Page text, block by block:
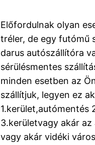
Előfordulnak olyan
tréler, de egy futómű
darus autószállítóra
sérülésmentes
minden esetben az
szállítjuk, legyen ez
1.kerület,autómentés
3.kerületvagy akár
vagy akár vidéki